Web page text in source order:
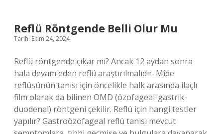
Reflü Röntgende Belli Olur Mu
Tarih: Ekim 24, 2024
Reflü röntgende çıkar mı? Ancak 12 aydan sonra
hala devam eden reflü araştırılmalıdır. Mide
reflüsünün tanısı için öncelikle halk arasında ilaçlı
film olarak da bilinen OMD (özofageal-gastrik-
duodenal) röntgeni çekilir. Reflü için hangi testler
yapılır? Gastroözofageal reflü tanısı mevcut